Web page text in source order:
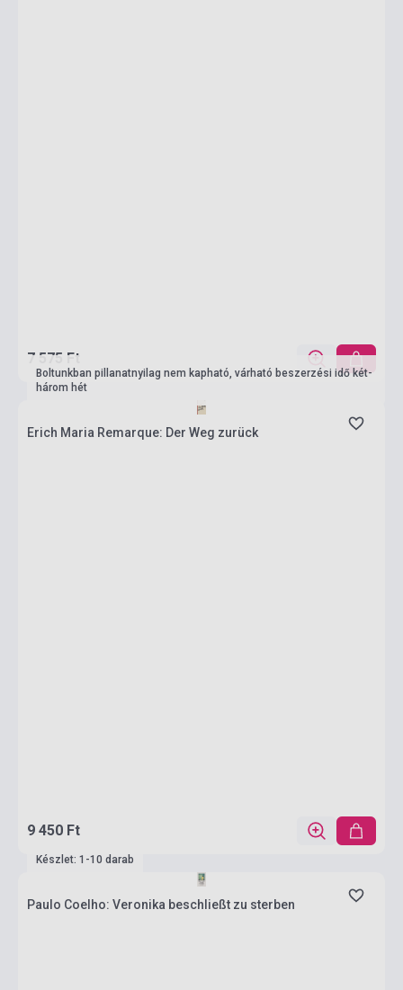
7 575 Ft
Boltunkban pillanatnyilag nem kapható, várható beszerzési idő két-
három hét
Erich Maria Remarque: Der Weg zurück
9 450 Ft
Készlet: 1-10 darab
Paulo Coelho: Veronika beschließt zu sterben